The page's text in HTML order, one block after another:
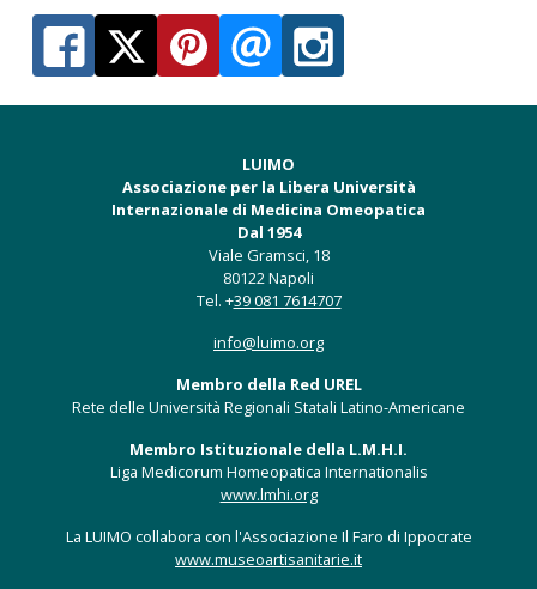
LUIMO
Associazione per la Libera Università
Internazionale di Medicina Omeopatica
Dal 1954
Viale Gramsci, 18
80122 Napoli
Tel. +39 081 7614707
info@luimo.org
Membro della Red UREL
Rete delle Università Regionali Statali Latino-Americane
Membro Istituzionale della L.M.H.I.
Liga Medicorum Homeopatica Internationalis
www.lmhi.org
La LUIMO collabora con l'Associazione Il Faro di Ippocrate
www.museoartisanitarie.it